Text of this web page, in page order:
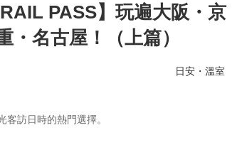
RAIL PASS】玩遍大阪・京
・名古屋！（上篇）
日安・溫室
訪日時的熱門選擇。